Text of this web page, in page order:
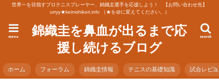
世界一を目指すプロテニスプレーヤー、錦織圭選手を応援しよう！ 【お問い合わせ先】
urryy★keinishikori.info （★を@に変えてください。）
錦織圭を鼻血が出るまで応
援し続けるブログ
search
menu
ホーム フォーラム 錦織圭情報 テニスの基礎知識 試合レビ